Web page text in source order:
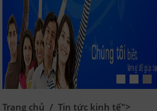
Trang chủ /Tin tức kinh tế">